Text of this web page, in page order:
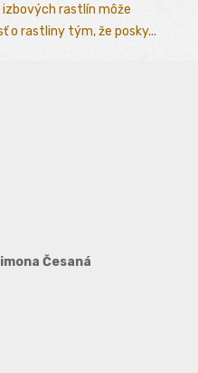
izbových rastlín môže
o rastliny tým, že posky...
Česaná